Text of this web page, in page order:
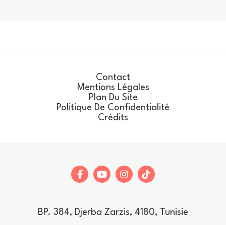
Contact
Mentions Légales
Plan Du Site
Politique De Confidentialité
Crédits
BP. 384, Djerba Zarzis, 4180, Tunisie